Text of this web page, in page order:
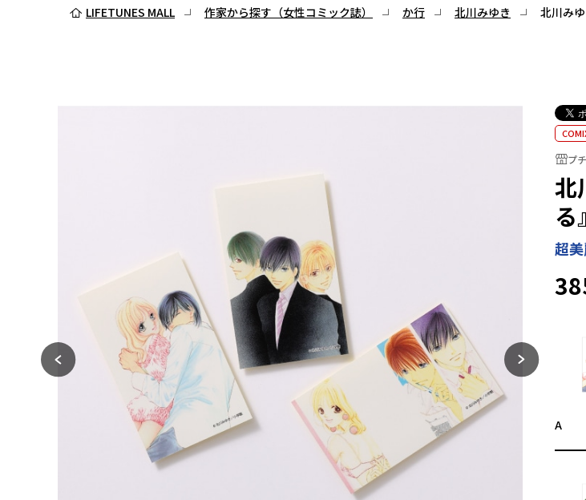
LIFETUNES MALL
作家から探す（女性コミック誌） か行 北川みゆき 北川み
プ
北
る
超
A